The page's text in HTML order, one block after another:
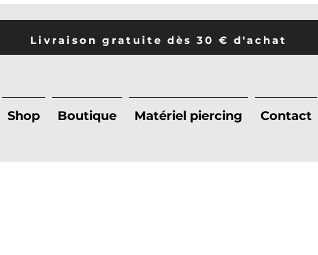
Livraison gratuite dès 30 € d'achat
Shop Boutique Matériel piercing Contact